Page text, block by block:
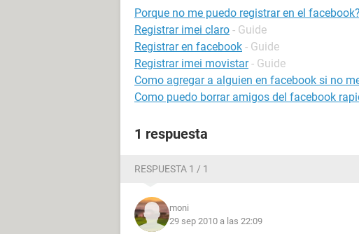
Porque no me puedo registrar en el facebook?
Registrar imei claro - Guide
Registrar en facebook - Guide
Registrar imei movistar - Guide
Como agregar a alguien en facebook si no
Como puedo borrar amigos del facebook
1 respuesta
RESPUESTA 1 / 1
moni
29 sep 2010 a las 22:09